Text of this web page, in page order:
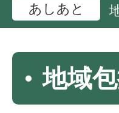
あしあと
地域